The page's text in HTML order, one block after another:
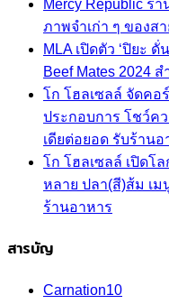
Mercy Republic ร้
ภาพจำเก่า ๆ ของส
MLA เปิดตัว ‘ปิยะ
Beef Mates 2024
โก โฮลเซลล์ จัดค
ประกอบการ โชว์ค
เดียต่อยอด รับร้าน
โก โฮลเซลล์ เปิดโ
หลาย ปลา(สี)ส้ม เม
ร้านอาหาร
สารบัญ
Carnation10